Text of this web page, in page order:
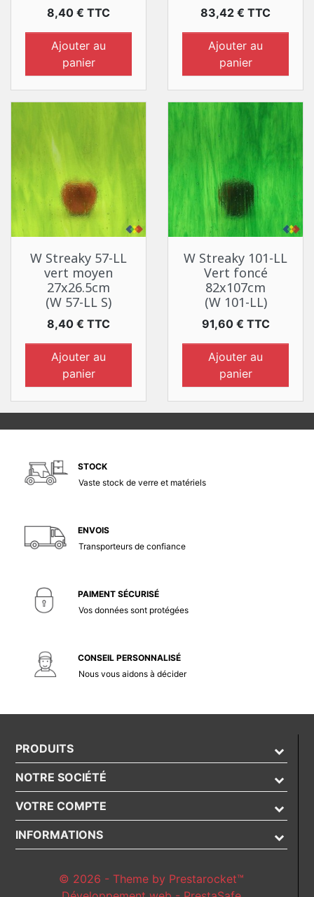
Prix
8,40 € TTC
Ajouter au
panier
Prix
83,42 € TTC
Ajouter au
panier
W Streaky 57-LL
vert moyen
27x26.5cm
(W 57-LL S)
Prix
8,40 € TTC
Ajouter au
panier
W Streaky 101-LL
Vert foncé
82x107cm
(W 101-LL)
Prix
91,60 € TTC
Ajouter au
panier
STOCK
Vaste stock de verre et matériels
ENVOIS
Transporteurs de confiance
PAIMENT SÉCURISÉ
Vos données sont protégées
CONSEIL PERSONNALISÉ
Nous vous aidons à décider
PRODUITS
NOTRE SOCIÉTÉ
VOTRE COMPTE
INFORMATIONS
© 2026 - Theme by Prestarocket™